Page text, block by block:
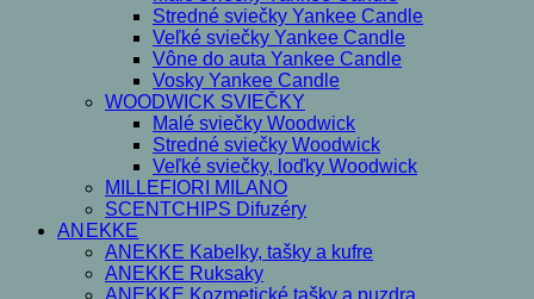
Stredné sviečky Yankee Candle
Veľké sviečky Yankee Candle
Vône do auta Yankee Candle
Vosky Yankee Candle
WOODWICK SVIEČKY
Malé sviečky Woodwick
Stredné sviečky Woodwick
Veľké sviečky, loďky Woodwick
MILLEFIORI MILANO
SCENTCHIPS Difuzéry
ANEKKE
ANEKKE Kabelky, tašky a kufre
ANEKKE Ruksaky
ANEKKE Kozmetické tašky a puzdra